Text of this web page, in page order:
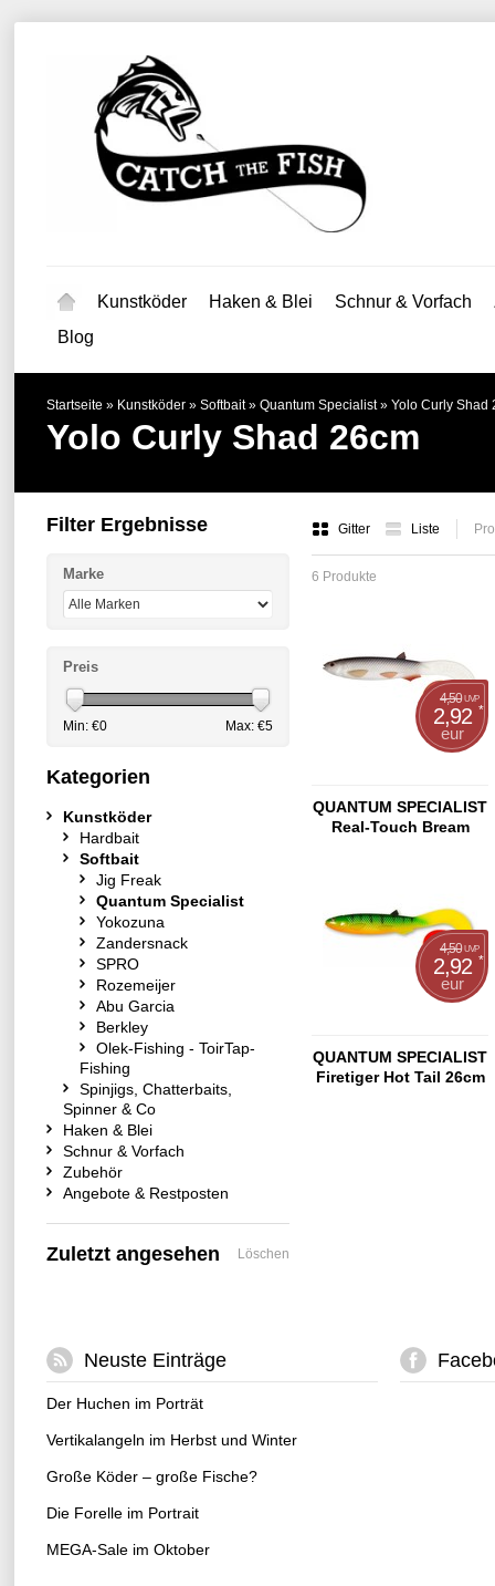
Kunstköder Haken & Blei Schnur & Vorfach
Blog
Startseite » Kunstköder » Softbait» Quantum Specialist» Yolo Curly Shad
Yolo Curly Shad 26cm
Gitter Liste
6 Produkte
4,50 UVP
2,92 *
eur
QUANTUM SPECIALIST
Real-Touch Bream
4,50 UVP
2,92 *
eur
QUANTUM SPECIALIST
Firetiger Hot Tail 26cm
Filter Ergebnisse
Marke
Preis
Min: €0 Max: €5
Kategorien
Kunstköder
Hardbait
Softbait
Jig Freak
Quantum Specialist
Yokozuna
Zandersnack
SPRO
Rozemeijer
Abu Garcia
Berkley
Olek-Fishing - ToirTap-
Fishing
Spinjigs, Chatterbaits,
Spinner & Co
Haken & Blei
Schnur & Vorfach
Zubehör
Angebote & Restposten
Zuletzt angesehen Löschen
Neuste Einträge
Der Huchen im Porträt
Vertikalangeln im Herbst und Winter
Große Köder – große Fische?
Die Forelle im Portrait
MEGA-Sale im Oktober